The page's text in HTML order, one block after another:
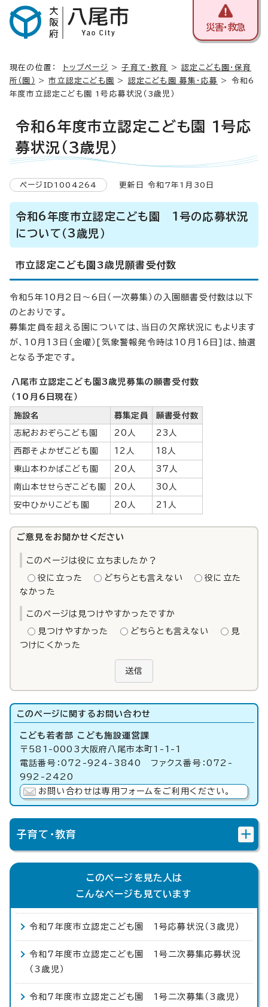
災害・救急
現在の位置： トップページ >子育て・教育 >認定こども園・保育
所（園）
>市立認定こども園 > 認定こども園 募集・応募
> 令和6
年度市立認定こども園 1号応募状況（3歳児）
令和6年度市立認定こども園 1号応
募状況（3歳児）
ページID1004264 更新日 令和7年1月30日
令和6年度市立認定こども園 1号の応募状況
について（3歳児）
市立認定こども園3歳児願書受付数
令和5年10月2日～6日（一次募集）の入園願書受付数は以下
のとおりです。
募集定員を超える園については、当日の欠席状況にもよります
が、10月13日（金曜）[気象警報発令時は10月16日]は、抽選
となる予定です。
八尾市立認定こども園3歳児募集の願書受付数
（10月6日現在）
施設名 募集定員 願書受付数
志紀おおぞらこども園 20人 23人
西郡そよかぜこども園 12人 18人
東山本わかばこども園 20人 37人
南山本せせらぎこども園 20人 30人
安中ひかりこども園 20人 21人
ご意見をお聞かせください
このページは役に立ちましたか？
役に立った どちらとも言えない
役に立た
なかった
このページは見つけやすかったですか
見つけやすかった どちらとも言えない
見
つけにくかった
送信
このページに関する お問い合わせ
こども若者部 こども施設運営課
〒581-0003大阪府八尾市本町1-1-1
電話番号：072-924-3840 ファクス番号：072-
992-2420
お問い合わせは専用フォームをご利用ください。
子育て・教育
このページを見た人は
こんなページも見ています
令和7年度市立認定こども園 1号応募状況（3歳児）
令和7年度市立認定こども園 1号二次募集応募状況
（3歳児）
令和7年度市立認定こども園 1号二次募集（3歳児）